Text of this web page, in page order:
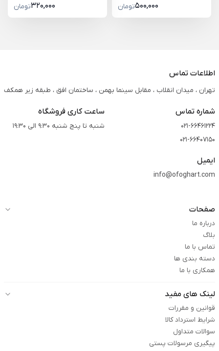
500,000تومان 320,000تومان
اطلاعات تماس
تهران ، میدان انقلاب ، مقابل سینما بهمن ، ساختمان افق ، طبقه زیر همکف
شماره تماس
021-66461224
021-66407150
ساعت کاری فروشگاه
شنبه تا پنج شنبه 9:30 الی 19:30
ایمیل
info@ofoghart.com
صفحات
درباره ما
بلاگ
تماس با ما
دسته بندی ها
همکاری با ما
لینک های مفید
قوانین و مقررات
شرایط استرداد کالا
سوالات متداول
پیگیری مرسولات پستی